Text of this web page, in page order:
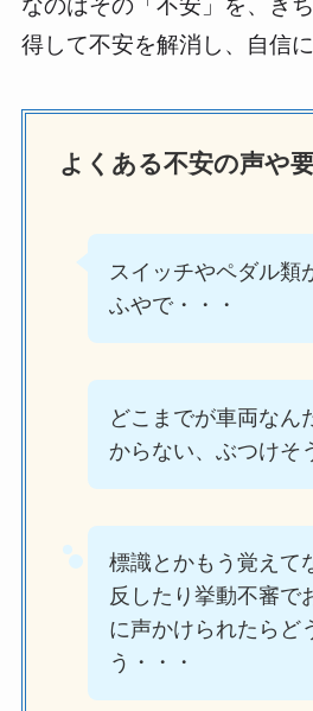
なのはその「不安」を、き
得して不安を解消し、自信
よくある不安の声や
スイッチやペダル類
ふやで・・・
どこまでが車両なん
からない、ぶつけそ
標識とかもう覚えて
反したり挙動不審で
に声かけられたらど
う・・・